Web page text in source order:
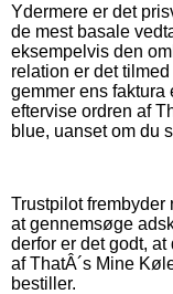
Ydermere er det
de mest basale
eksempelvis den
relation er det
gemmer ens
eftervise ordren af
blue, uanset om du
Trustpilot
at gennemsøge
derfor er det godt,
af ThatÂ´s Mine
bestiller.